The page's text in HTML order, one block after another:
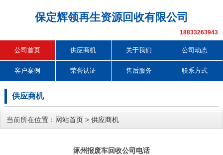
保定辉领再生资源回收有限公司
18833263943
公司首页 供应商机 关于我们 公司动态
客户案例 荣誉认证 售后服务 联系方式
供应商机
当前所在位置： 网站首页 > 供应商机
涿州报废车回收公司电话